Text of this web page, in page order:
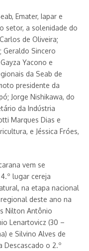
Emater, Iapar e
setor, a solenidade do
de Oliveira;
Geraldo Sincero
Yacono e
da Seab de
presidente da
Jorge Nishikawa, do
da Indústria
Marques Dias e
e Jéssica Fróes,
vem se
lugar cereja
na etapa nacional
deste ano na
Nilton Antônio
Lenartovicz (30 –
e Silvino Alves de
Descascado o 2.º